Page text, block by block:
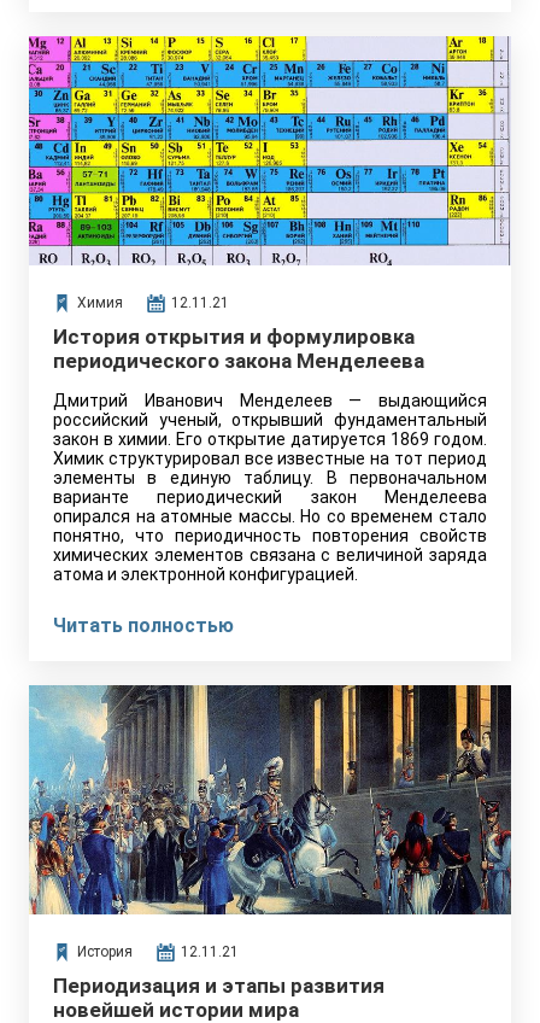
Химия 12.11.21
История открытия и формулировка
периодического закона Менделеева
Дмитрий Иванович Менделеев — выдающийся
российский ученый, открывший фундаментальный
закон в химии. Его открытие датируется 1869 годом.
Химик структурировал все известные на тот период
элементы в единую таблицу. В первоначальном
варианте периодический закон Менделеева
опирался на атомные массы. Но со временем стало
понятно, что периодичность повторения свойств
химических элементов связана с величиной заряда
атома и электронной конфигурацией.
Читать полностью
История 12.11.21
Периодизация и этапы развития
новейшей истории мира